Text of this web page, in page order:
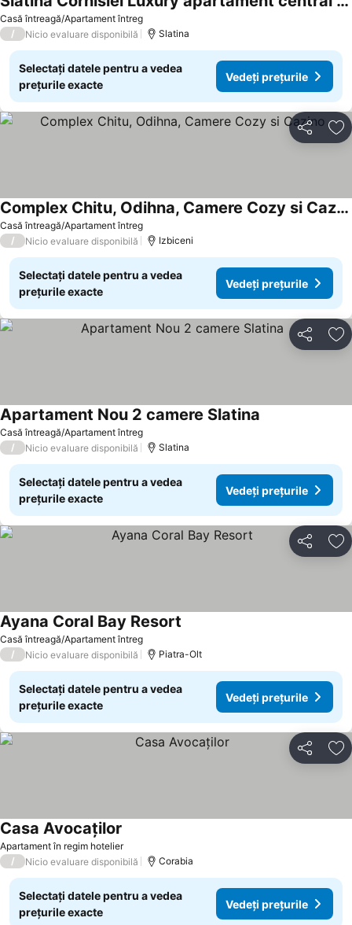
Casă întreagă/Apartament întreg
/ Nicio evaluare disponibilă Slatina
Selectați datele pentru a vedea
prețurile exacte
Vedeți prețurile
Distribuiți
Casă întreagă/Apartament întreg
Complex Chitu, Odihna, Camere Cozy si Cazino
/ Nicio evaluare disponibilă Izbiceni
Selectați datele pentru a vedea
prețurile exacte
Vedeți prețurile
Distribuiți
Casă întreagă/Apartament întreg
Apartament Nou 2 camere Slatina
/ Nicio evaluare disponibilă Slatina
Selectați datele pentru a vedea
prețurile exacte
Vedeți prețurile
Distribuiți
Casă întreagă/Apartament întreg
Ayana Coral Bay Resort
/ Nicio evaluare disponibilă Piatra-Olt
Selectați datele pentru a vedea
prețurile exacte
Vedeți prețurile
Distribuiți
Apartament în regim hotelier
Casa Avocaților
/ Nicio evaluare disponibilă Corabia
Selectați datele pentru a vedea
prețurile exacte
Vedeți prețurile